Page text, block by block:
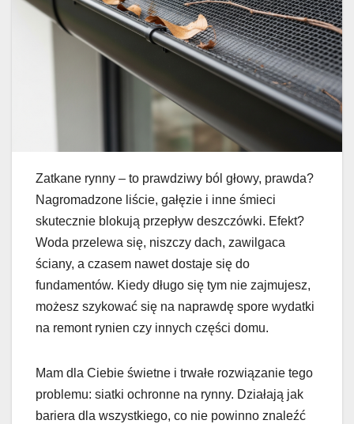
Zatkane rynny – to prawdziwy ból głowy, prawda?
Nagromadzone liście, gałęzie i inne śmieci
skutecznie blokują przepływ deszczówki. Efekt?
Woda przelewa się, niszczy dach, zawilgaca
ściany, a czasem nawet dostaje się do
fundamentów. Kiedy długo się tym nie zajmujesz,
możesz szykować się na naprawdę spore wydatki
na remont rynien czy innych części domu.
Mam dla Ciebie świetne i trwałe rozwiązanie tego
problemu: siatki ochronne na rynny. Działają jak
bariera dla wszystkiego, co nie powinno znaleźć